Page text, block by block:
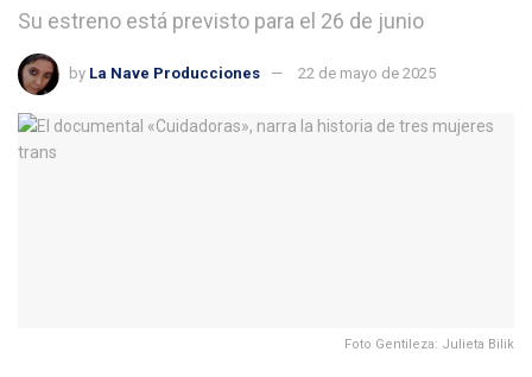
Su estreno está previsto para el 26 de junio
by La Nave Producciones 22 de mayo de 2025
Foto Gentileza: Julieta Bilik